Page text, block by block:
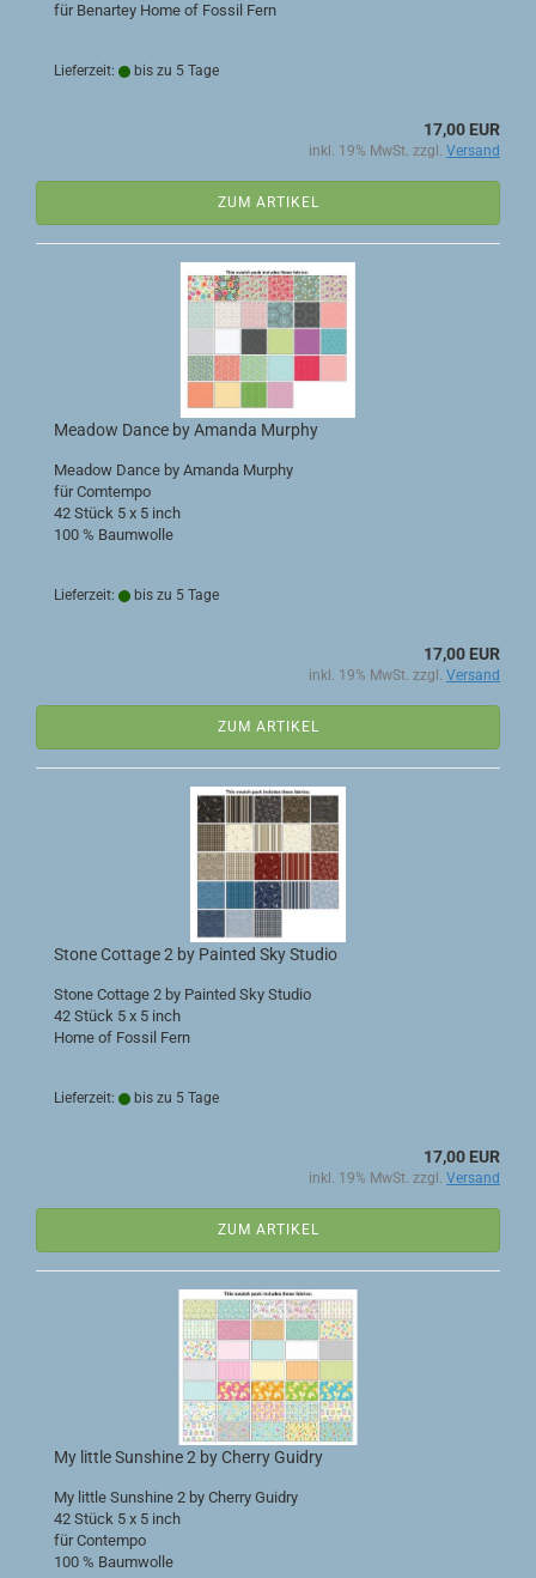
für Benartey Home of Fossil Fern
Lieferzeit: bis zu 5 Tage
17,00 EUR
inkl. 19% MwSt. zzgl. Versand
ZUM ARTIKEL
Meadow Dance by Amanda Murphy
Meadow Dance by Amanda Murphy
für Comtempo
42 Stück 5 x 5 inch
100 % Baumwolle
Lieferzeit: bis zu 5 Tage
17,00 EUR
inkl. 19% MwSt. zzgl. Versand
ZUM ARTIKEL
Stone Cottage 2 by Painted Sky Studio
Stone Cottage 2 by Painted Sky Studio
42 Stück 5 x 5 inch
Home of Fossil Fern
Lieferzeit: bis zu 5 Tage
17,00 EUR
inkl. 19% MwSt. zzgl. Versand
ZUM ARTIKEL
My little Sunshine 2 by Cherry Guidry
My little Sunshine 2 by Cherry Guidry
42 Stück 5 x 5 inch
für Contempo
100 % Baumwolle